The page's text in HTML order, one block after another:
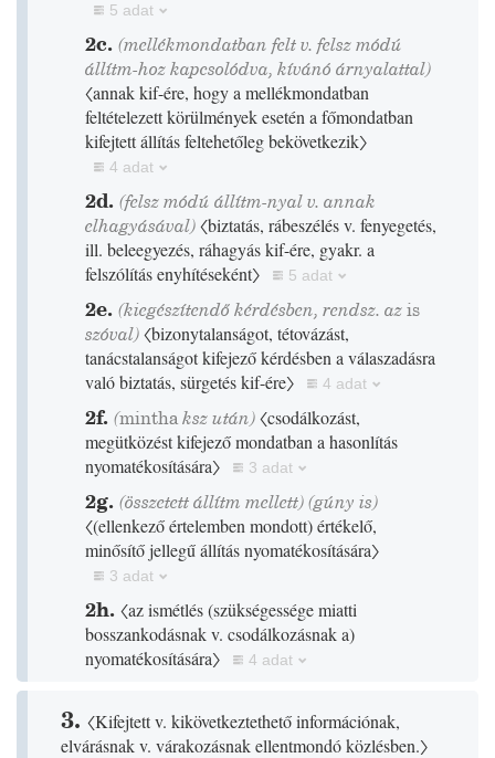
5 adat
2c. (mellékmondatban felt v. felsz módú
állítm-hoz kapcsolódva, kívánó árnyalattal)
〈annak kif-ére, hogy a mellékmondatban
feltételezett körülmények esetén a főmondatban
kifejtett állítás feltehetőleg bekövetkezik〉
4 adat
2d. (felsz módú állítm-nyal v. annak
elhagyásával)〈biztatás, rábeszélés v. fenyegetés,
ill. beleegyezés, ráhagyás kif-ére, gyakr. a
felszólítás enyhítéseként〉
5 adat
2e. (kiegészítendő kérdésben, rendsz. azis
szóval)〈bizonytalanságot, tétovázást,
tanácstalanságot kifejező kérdésben a válaszadásra
való biztatás, sürgetés kif-ére〉
4 adat
2f. (minthaksz után)〈csodálkozást,
megütközést kifejező mondatban a hasonlítás
nyomatékosítására〉
3 adat
2g. (összetett állítm mellett)(gúny is)
〈(ellenkező értelemben mondott)értékelő,
minősítő jellegű állítás nyomatékosítására〉
3 adat
2h. 〈az ismétlés(szükségessége miatti
bosszankodásnak v. csodálkozásnak a)
nyomatékosítására〉
4 adat
3. 〈Kifejtett v. kikövetkeztethető információnak,
elvárásnak v. várakozásnak ellentmondó közlésben.〉